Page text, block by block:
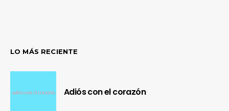
LO MÁS RECIENTE
Adiós con el corazón